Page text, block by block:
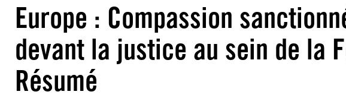
Europe : Compassion
devant la justice au sein de la
Résumé